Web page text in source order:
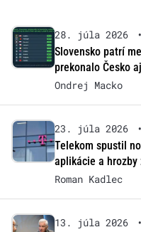
28. júla 2026 •
Slovensko patrí
prekonalo Česko
Ondrej Macko
23. júla 2026 •
Telekom spustil
aplikácie a
Roman Kadlec
13. júla 2026 •